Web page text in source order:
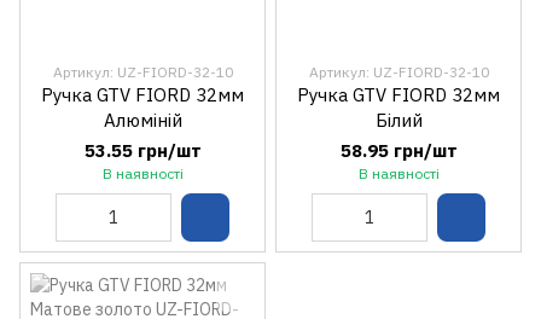
Артикул: UZ-FIORD-32-10
Ручка GTV FIORD 32мм
Алюміній
53.55 грн/шт
В наявності
Артикул: UZ-FIORD-32-10
Ручка GTV FIORD 32мм
Білий
58.95 грн/шт
В наявності